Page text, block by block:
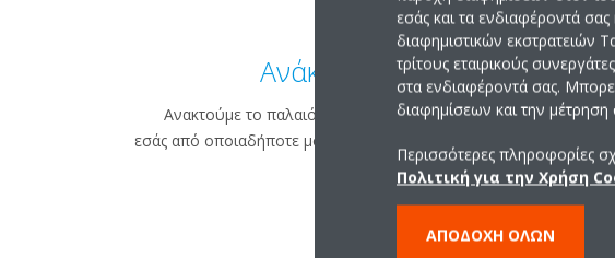
Ανάκτηση
Ανακτούμε το παλαιό σας ψυκτικό μέσο για
εσάς από οποιαδήποτε μονάδα οιασδήποτε μάρκας.
Το
εσάς και τα ενδιαφέροντά
διαφημιστικών εκστρατειών
τρίτους εταιρικούς
στα ενδιαφέροντά σας.
διαφημίσεων και την μέτρηση
Περισσότερες πληροφορίες
Πολιτική για την Χρήση
ΑΠΟΔΟΧΉ ΌΛΩΝ